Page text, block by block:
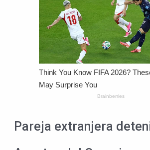
Pareja extranjera